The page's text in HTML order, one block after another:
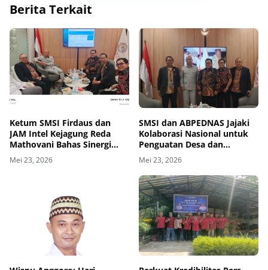
Berita Terkait
Ketum SMSI Firdaus dan
JAM Intel Kejagung Reda
Mathovani Bahas Sinergi
Kejagung, ABPEDNAS dan
SMSI Sukseskan Jaga Desa
Program Pemerintah
Mei 23, 2026
SMSI dan ABPEDNAS Jajaki
Kolaborasi Nasional untuk
Penguatan Desa dan
Publikasi Program Strategis
Mei 23, 2026